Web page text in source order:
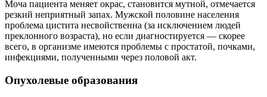
Моча пациента меняет окрас, становится мутной, отмечается
резкий неприятный запах. Мужской половине населения
проблема цистита несвойственна (за исключением людей
преклонного возраста), но если диагностируется — скорее
всего, в организме имеются проблемы с простатой, почками,
инфекциями, полученными через половой акт.
Опухолевые образования